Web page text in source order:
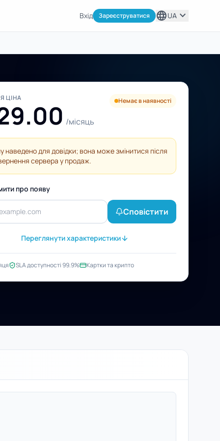
Вхід Зареєструватися languageUA expand_more
ЦІНА
/місяць
Немає в наявності
наведено для довідки; вона може змінитися після
сервера у продаж.
про появу
Сповістити
Переглянути характеристики
SLA доступності 99.9% Картки та крипто